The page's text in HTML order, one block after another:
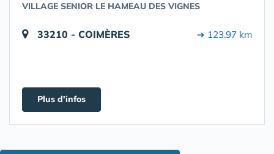
VILLAGE SENIOR LE HAMEAU DES VIGNES
33210 - COIMÈRES ➔ 123.97 km
Plus d'infos